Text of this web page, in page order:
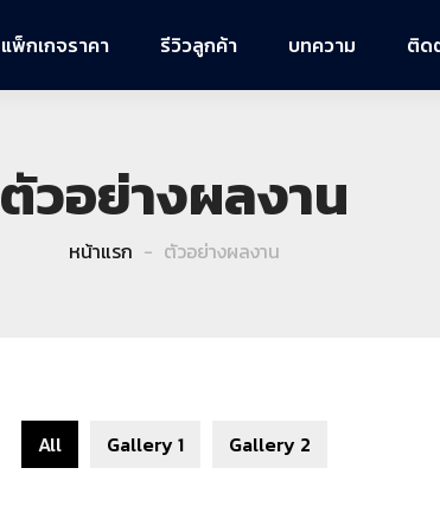
แพ็กเกจราคา รีวิวลูกค้า บทความ ติด
ตัวอย่างผลงาน
หน้าแรก ตัวอย่างผลงาน
All Gallery 1 Gallery 2